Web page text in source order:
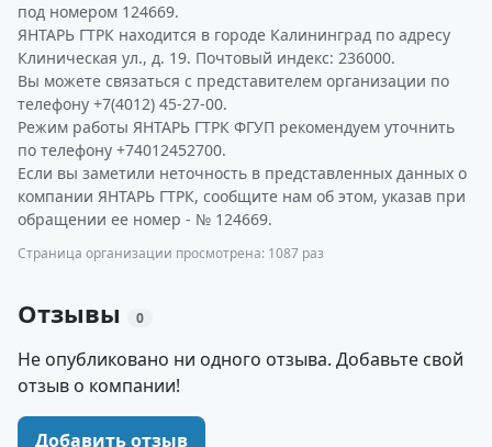
под номером 124669.
ЯНТАРЬ ГТРК находится в городе Калининград по адресу
Клиническая ул., д. 19. Почтовый индекс: 236000.
Вы можете связаться с представителем организации по
телефону +7(4012) 45-27-00.
Режим работы ЯНТАРЬ ГТРК ФГУП рекомендуем уточнить
по телефону +74012452700.
Если вы заметили неточность в представленных данных о
компании ЯНТАРЬ ГТРК, сообщите нам об этом, указав при
обращении ее номер - № 124669.
Страница организации просмотрена: 1087 раз
Отзывы 0
Не опубликовано ни одного отзыва. Добавьте свой
отзыв о компании!
Добавить отзыв